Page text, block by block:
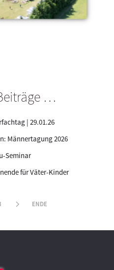
…
| 29.01.26
Männertagung 2026
Seminar
für Väter-Kinder
ENDE